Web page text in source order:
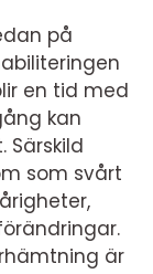
på
en tid med
kan
som svårt
är